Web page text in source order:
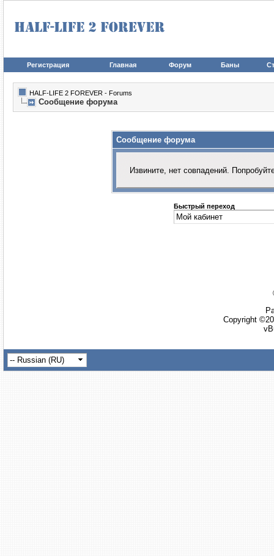
Регистрация Главная Форум Баны
HALF-LIFE 2 FOREVER - Forums
Сообщение форума
Сообщение форума
Извините, нет совпадений.
Быстрый переход
Copyright